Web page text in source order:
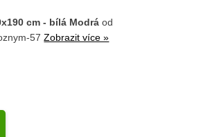
cm - bílá Modrá od
57Zobrazit více »